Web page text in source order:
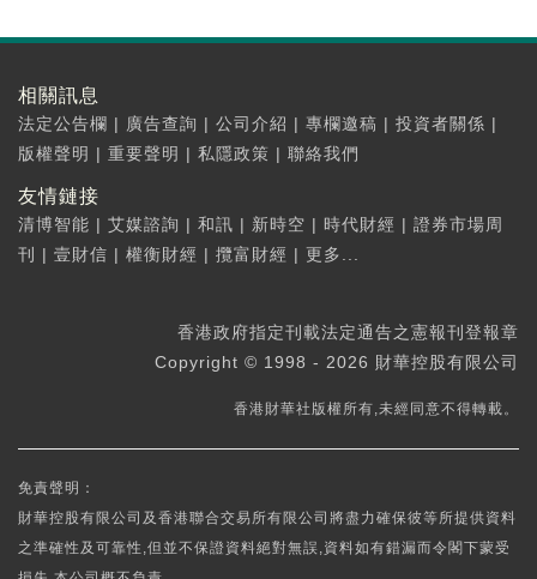
相關訊息
法定公告欄 | 廣告查詢 | 公司介紹 | 專欄邀稿 | 投資者關係 |
版權聲明 | 重要聲明 | 私隱政策 | 聯絡我們
友情鏈接
清博智能 | 艾媒諮詢 | 和訊 | 新時空 | 時代財經 | 證券市場周
刊
| 壹財信 | 權衡財經 | 攬富財經 | 更多...
香港政府指定刊載法定通告之憲報刊登報章
Copyright © 1998 - 2026 財華控股有限公司
香港財華社版權所有,未經同意不得轉載。
免責聲明：
財華控股有限公司及香港聯合交易所有限公司將盡力確保彼等所提供資料
之準確性及可靠性,但並不保證資料絕對無誤,資料如有錯漏而令閣下蒙受